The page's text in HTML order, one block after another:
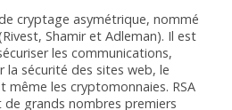
cryptage asymétrique, nommé
Shamir et Adleman). Il est
les communications,
la sécurité des sites web, le
même les cryptomonnaies. RSA
grands nombres premiers